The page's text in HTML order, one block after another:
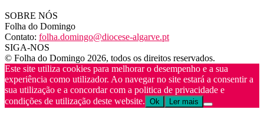
SOBRE NÓS
Folha do Domingo
Contato: folha.domingo@diocese-algarve.pt
SIGA-NOS
© Folha do Domingo 2026, todos os direitos reservados.
Este site utiliza cookies para melhorar o desempenho e a sua
experiência como utilizador. Ao navegar no site estará a consentir a
sua utilização e a concordar com a politica de privacidade e
condições de utilização deste website. Ok Ler mais